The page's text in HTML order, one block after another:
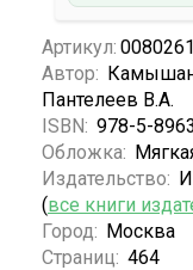
Артикул:
Автор:
Пантелеев В.А.
ISBN: 978-5-
Обложка:
Издательство:
(все книги
Город: Москва
Страниц: 464